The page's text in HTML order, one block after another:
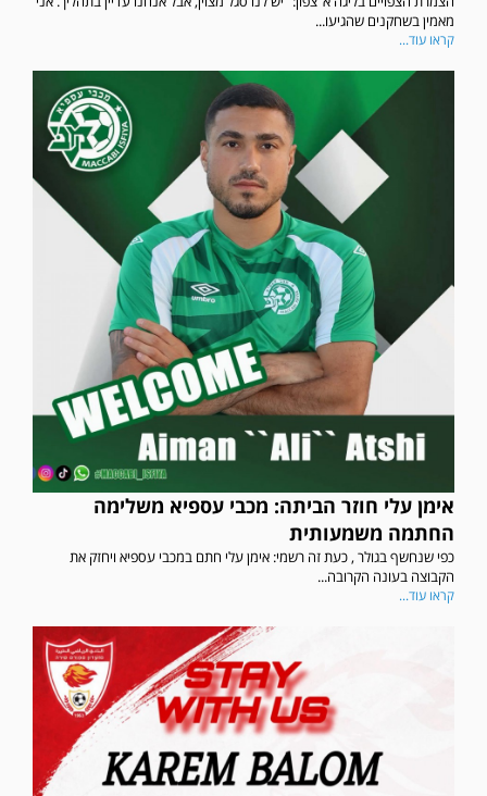
מאמין בשחקנים שהגיעו...
קראו עוד...
אימן עלי חוזר הביתה: מכבי עספיא משלימה
החתמה משמעותית
כפי שנחשף בגולר , כעת זה רשמי: אימן עלי חתם במכבי עספיא ויחזק את
הקבוצה בעונה הקרובה...
קראו עוד...